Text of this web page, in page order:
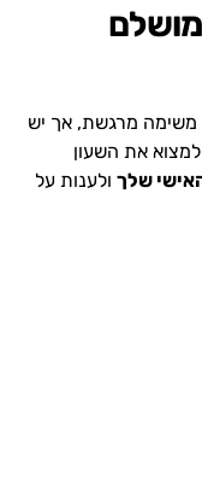
משימה מרגשת, אך יש
את השעון
שלךולענות על